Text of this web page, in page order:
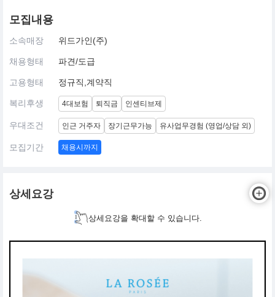
모집내용
소속매장 위드가인(주)
채용형태 파견/도급
고용형태 정규직,계약직
복리후생 4대보험 퇴직금 인센티브제
우대조건 인근 거주자 장기근무가능 유사업무경험 (영업/상담 외)
모집기간 채용시까지
상세요강
상세요강을 확대할 수 있습니다.